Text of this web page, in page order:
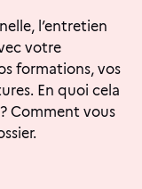
l’entretien
votre
formations, vos
En quoi cela
Comment vous